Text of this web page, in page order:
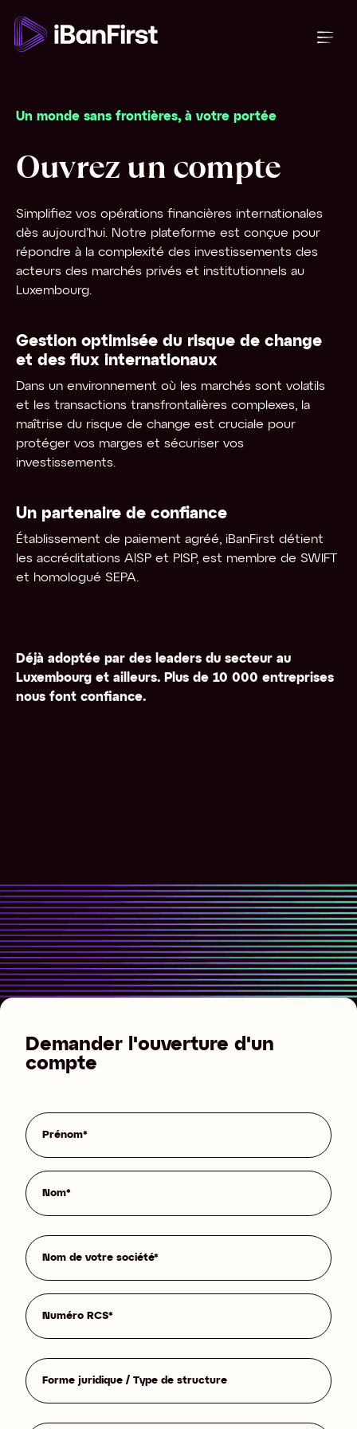
Un monde sans frontières, à votre portée
Ouvrez un compte
Simplifiez vos opérations financières internationales
dès aujourd’hui. Notre plateforme est conçue pour
répondre à la complexité des investissements des
acteurs des marchés privés et institutionnels au
Luxembourg.
Gestion optimisée du risque de change
et des flux internationaux
Dans un environnement où les marchés sont volatils
et les transactions transfrontalières complexes, la
maîtrise du risque de change est cruciale pour
protéger vos marges et sécuriser vos
investissements.
Un partenaire de confiance
Établissement de paiement agréé, iBanFirst détient
les accréditations AISP et PISP, est membre de SWIFT
et homologué SEPA.
Déjà adoptée par des leaders du secteur au
Luxembourg et ailleurs. Plus de 10 000 entreprises
nous font confiance.
Demander l'ouverture d'un
compte